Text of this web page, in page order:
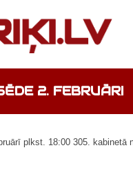
2. FEBRUĀRI
plkst. 18:00 305. kabinetā